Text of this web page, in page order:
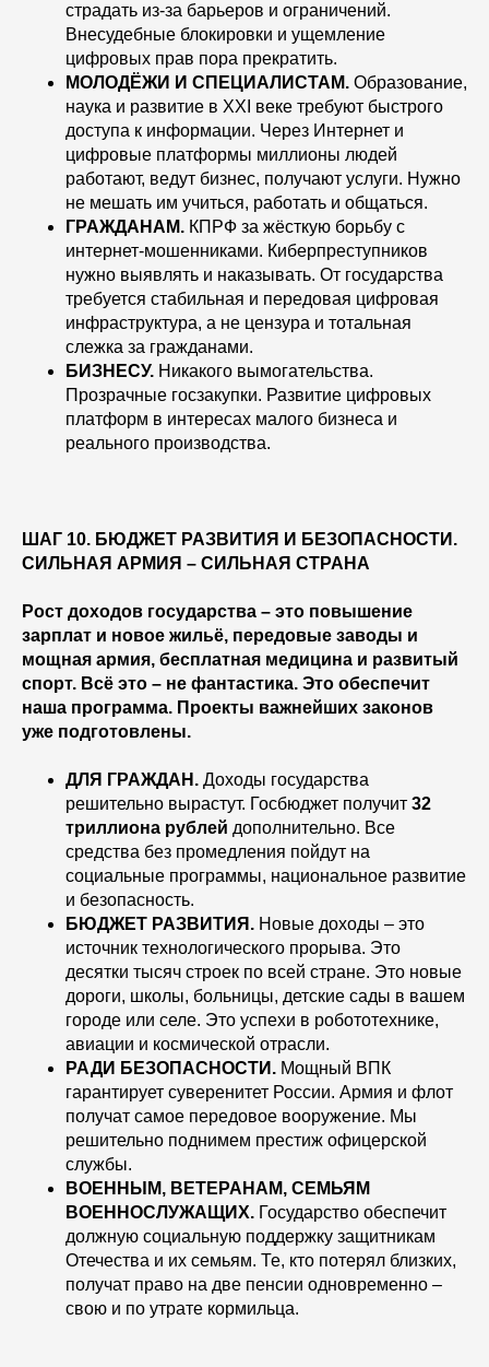
страдать из-за барьеров и ограничений.
Внесудебные блокировки и ущемление
цифровых прав пора прекратить.
МОЛОДЁЖИ И СПЕЦИАЛИСТАМ. Образование,
наука и развитие в ХХI веке требуют быстрого
доступа к информации. Через Интернет и
цифровые платформы миллионы людей
работают, ведут бизнес, получают услуги. Нужно
не мешать им учиться, работать и общаться.
ГРАЖДАНАМ. КПРФ за жёсткую борьбу с
интернет-мошенниками. Киберпреступников
нужно выявлять и наказывать. От государства
требуется стабильная и передовая цифровая
инфраструктура, а не цензура и тотальная
слежка за гражданами.
БИЗНЕСУ. Никакого вымогательства.
Прозрачные госзакупки. Развитие цифровых
платформ в интересах малого бизнеса и
реального производства.
ШАГ 10. БЮДЖЕТ РАЗВИТИЯ И БЕЗОПАСНОСТИ.
СИЛЬНАЯ АРМИЯ – СИЛЬНАЯ СТРАНА
Рост доходов государства – это повышение
зарплат и новое жильё, передовые заводы и
мощная армия, бесплатная медицина и развитый
спорт. Всё это – не фантастика. Это обеспечит
наша программа. Проекты важнейших законов
уже подготовлены.
ДЛЯ ГРАЖДАН. Доходы государства
решительно вырастут. Госбюджет получит 32
триллиона рублей дополнительно. Все
средства без промедления пойдут на
социальные программы, национальное развитие
и безопасность.
БЮДЖЕТ РАЗВИТИЯ. Новые доходы – это
источник технологического прорыва. Это
десятки тысяч строек по всей стране. Это новые
дороги, школы, больницы, детские сады в вашем
городе или селе. Это успехи в робототехнике,
авиации и космической отрасли.
РАДИ БЕЗОПАСНОСТИ. Мощный ВПК
гарантирует суверенитет России. Армия и флот
получат самое передовое вооружение. Мы
решительно поднимем престиж офицерской
службы.
ВОЕННЫМ, ВЕТЕРАНАМ, СЕМЬЯМ
ВОЕННОСЛУЖАЩИХ. Государство обеспечит
должную социальную поддержку защитникам
Отечества и их семьям. Те, кто потерял близких,
получат право на две пенсии одновременно –
свою и по утрате кормильца.